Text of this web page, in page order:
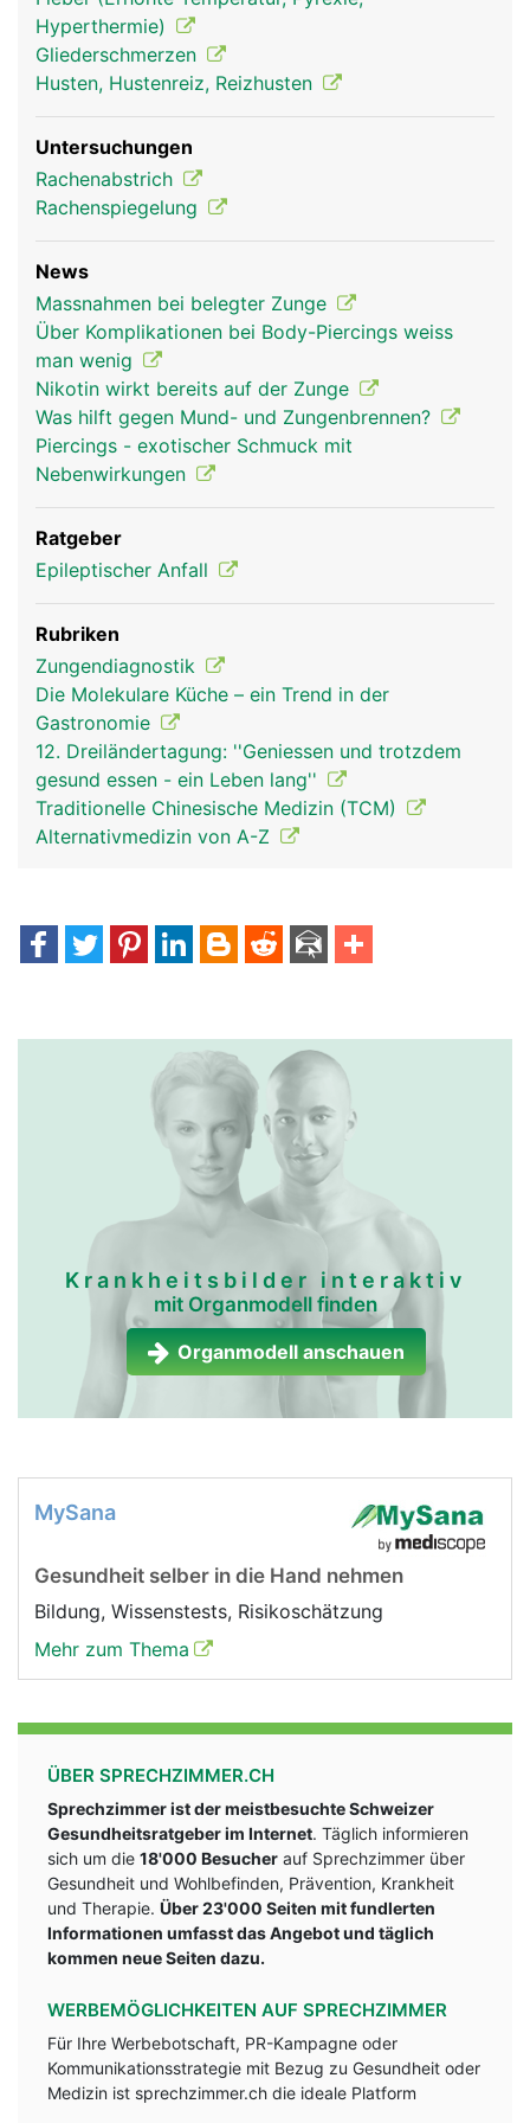
Zunge Frau
Hyperthermie)
Gliederschmerzen
Husten, Hustenreiz, Reizhusten
Untersuchungen
Rachenabstrich
Rachenspiegelung
News
Massnahmen bei belegter Zunge
Über Komplikationen bei Body-Piercings weiss
man wenig
Nikotin wirkt bereits auf der Zunge
Was hilft gegen Mund- und Zungenbrennen?
Piercings - exotischer Schmuck mit
Nebenwirkungen
Ratgeber
Epileptischer Anfall
Rubriken
Zungendiagnostik
Die Molekulare Küche – ein Trend in der
Gastronomie
12. Dreiländertagung: ''Geniessen und trotzdem
gesund essen - ein Leben lang''
Traditionelle Chinesische Medizin (TCM)
Alternativmedizin von A-Z
Krankheitsbilder interaktiv
mit Organmodell finden
Organmodell anschauen
MySana
Gesundheit selber in die Hand nehmen
Bildung, Wissenstests, Risikoschätzung
Mehr zum Thema
ÜBER SPRECHZIMMER.CH
Sprechzimmer ist der meistbesuchte Schweizer
Gesundheitsratgeber im Internet. Täglich informieren
sich um die 18'000 Besucher auf Sprechzimmer über
Gesundheit und Wohlbefinden, Prävention, Krankheit
und Therapie. Über 23'000 Seiten mit fundlerten
Informationen umfasst das Angebot und täglich
kommen neue Seiten dazu.
WERBEMÖGLICHKEITEN AUF SPRECHZIMMER
Für Ihre Werbebotschaft, PR-Kampagne oder
Kommunikationsstrategie mit Bezug zu Gesundheit oder
Medizin ist sprechzimmer.ch die ideale Platform